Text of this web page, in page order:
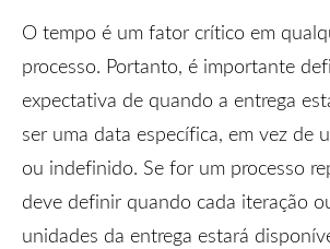
O tempo é um fator crítico em
processo. Portanto, é importante
expectativa de quando a entrega
ser uma data específica, em vez de
ou indefinido. Se for um processo
deve definir quando cada iteração
unidades da entrega estará